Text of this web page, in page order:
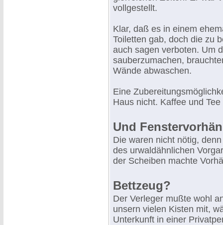
vollgestellt.
Klar, daß es in einem
Toiletten gab, doch die zu
auch sagen verboten. Um
sauberzumachen,
Wände abwaschen.
Eine
Haus nicht. Kaffee und
Und
Die waren nicht nötig,
des urwaldähnlichen
der Scheiben machte
Bettzeug?
Der Verleger mußte wohl
unsern vielen Kisten mit,
Unterkunft in einer